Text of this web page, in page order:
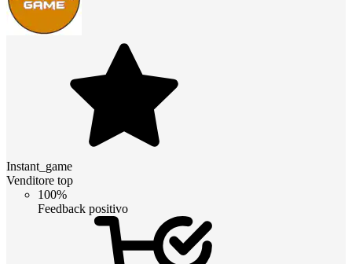
Instant_game
Venditore top
100%
Feedback positivo